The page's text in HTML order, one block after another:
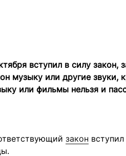
вступил в силу
музыку или другие звуки,
или фильмы нельзя и
закон